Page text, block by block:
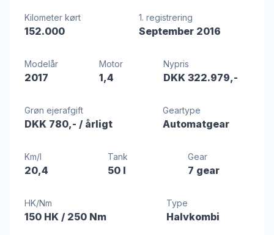
Kilometer kørt
152.000
1. registrering
September 2016
Modelår
2017
Motor
1,4
Nypris
DKK 322.979,-
Grøn ejerafgift
DKK 780,- / årligt
Geartype
Automatgear
Km/l
20,4
Tank
50 l
Gear
7 gear
HK/Nm
150 HK / 250 Nm
Type
Halvkombi